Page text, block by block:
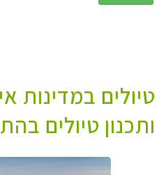
טיולים במדינות
ותכנון טיולים